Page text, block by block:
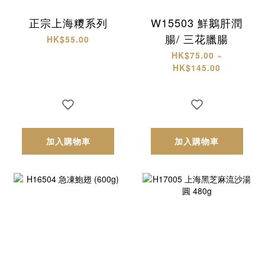
正宗上海糭系列
HK$55.00
加入購物車
W15503 鮮鵝肝潤
腸/ 三花臘腸
HK$75.00 ~
HK$145.00
加入購物車